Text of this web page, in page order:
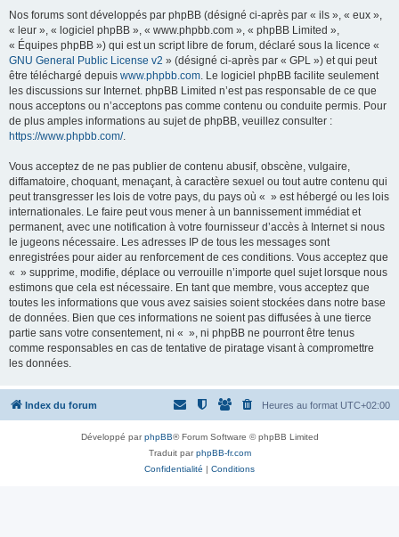
Nos forums sont développés par phpBB (désigné ci-après par « ils », « eux »,
« leur », « logiciel phpBB », « www.phpbb.com », « phpBB Limited »,
« Équipes phpBB ») qui est un script libre de forum, déclaré sous la licence «
GNU General Public License v2 » (désigné ci-après par « GPL ») et qui peut
être téléchargé depuis www.phpbb.com. Le logiciel phpBB facilite seulement
les discussions sur Internet. phpBB Limited n’est pas responsable de ce que
nous acceptons ou n’acceptons pas comme contenu ou conduite permis. Pour
de plus amples informations au sujet de phpBB, veuillez consulter :
https://www.phpbb.com/.
Vous acceptez de ne pas publier de contenu abusif, obscène, vulgaire,
diffamatoire, choquant, menaçant, à caractère sexuel ou tout autre contenu qui
peut transgresser les lois de votre pays, du pays où « » est hébergé ou les lois
internationales. Le faire peut vous mener à un bannissement immédiat et
permanent, avec une notification à votre fournisseur d’accès à Internet si nous
le jugeons nécessaire. Les adresses IP de tous les messages sont
enregistrées pour aider au renforcement de ces conditions. Vous acceptez que
« » supprime, modifie, déplace ou verrouille n’importe quel sujet lorsque nous
estimons que cela est nécessaire. En tant que membre, vous acceptez que
toutes les informations que vous avez saisies soient stockées dans notre base
de données. Bien que ces informations ne soient pas diffusées à une tierce
partie sans votre consentement, ni « », ni phpBB ne pourront être tenus
comme responsables en cas de tentative de piratage visant à compromettre
les données.
Index du forum Heures au format UTC+02:00
Développé parphpBB® Forum Software © phpBB Limited
Traduit parphpBB-fr.com
Confidentialité | Conditions